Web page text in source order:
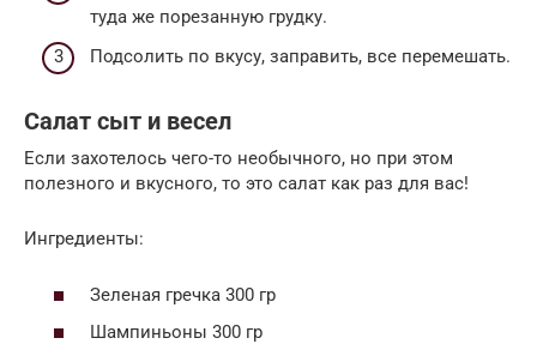
туда же порезанную грудку.
Подсолить по вкусу, заправить, все перемешать.
Салат сыт и весел
Если захотелось чего-то необычного, но при этом
полезного и вкусного, то это салат как раз для вас!
Ингредиенты:
Зеленая гречка 300 гр
Шампиньоны 300 гр